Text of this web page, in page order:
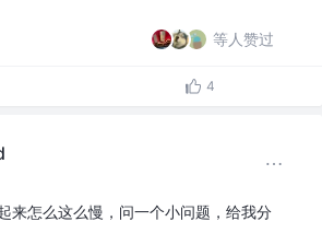
等人赞过
4
来怎么这么慢，问一个小问题，给我分